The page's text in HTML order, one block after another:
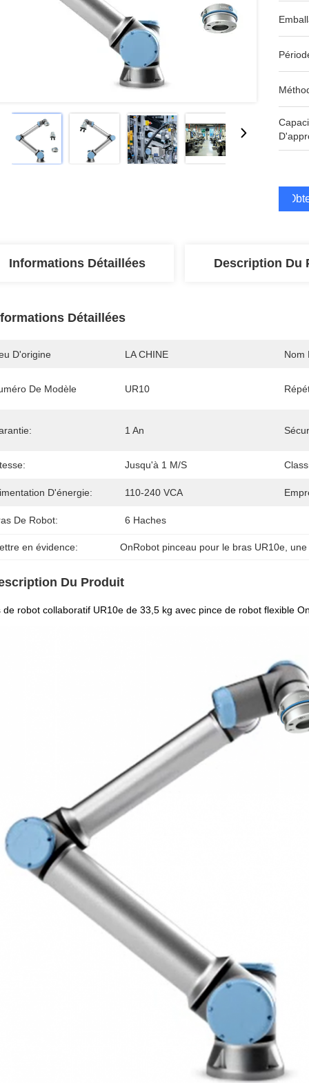
Informations Détaillées Description Du
Détaillées
D'origine LA CHINE Nom
De Modèle UR10
1 An
Jusqu'à 1 M/s
D'énergie: 110-240 VCA
De Robot: 6 Haches
en évidence: OnRobot pinceau pour le bras UR10e
Du Produit
de robot collaboratif UR10e de 33,5 kg avec pince de robot flexible